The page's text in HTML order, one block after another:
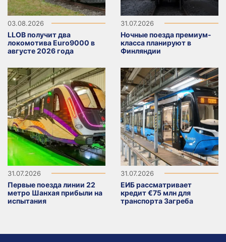
03.08.2026
LLOB получит два
локомотива Euro9000 в
августе 2026 года
31.07.2026
Ночные поезда премиум-
класса планируют в
Финляндии
31.07.2026
Первые поезда линии 22
метро Шанхая прибыли на
испытания
31.07.2026
ЕИБ рассматривает
кредит €75 млн для
транспорта Загреба